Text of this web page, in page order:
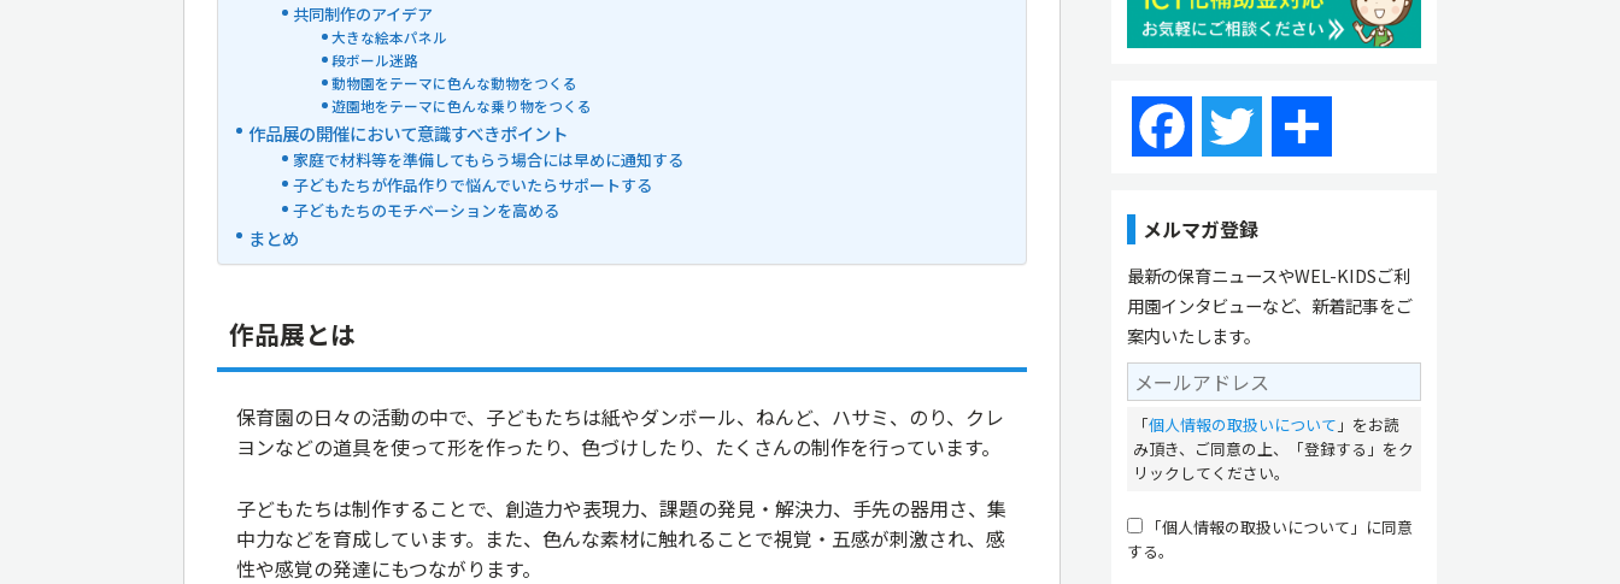
共同制作のアイデア
大きな絵本パネル
段ボール迷路
動物園をテーマに色んな動物をつくる
遊園地をテーマに色んな乗り物をつくる
作品展の開催において意識すべきポイント
家庭で材料等を準備してもらう場合には早めに通知する
子どもたちが作品作りで悩んでいたらサポートする
子どもたちのモチベーションを高める
まとめ
作品展とは
保育園の日々の活動の中で、子どもたちは紙やダンボール、ねんど、ハサミ、のり、クレ
ヨンなどの道具を使って形を作ったり、色づけしたり、たくさんの制作を行っています。
子どもたちは制作することで、創造力や表現力、課題の発見・解決力、手先の器用さ、集
中力などを育成しています。また、色んな素材に触れることで視覚・五感が刺激され、感
性や感覚の発達にもつながります。
FacebookTwitter共
メルマガ登録
最新の保育ニュースやWEL-KIDSご利
用園インタビューなど、新着記事をご
案内いたします。
「個人情報の取扱いについて 」をお読
み頂き、ご同意の上、「登録する」をク
リックしてください。
「個人情報の取扱いについて」に同意
する。